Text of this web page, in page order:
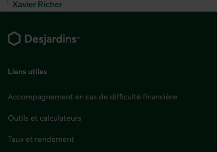
Xavier Richer
fenêtre.
Langues parlées : anglais, français
Buckingham, Cantley, Chelsea, Gracefield, Hull et
de
Liens utiles
Accompagnement en cas de difficulté financière
Outils et calculateurs
Taux et rendement